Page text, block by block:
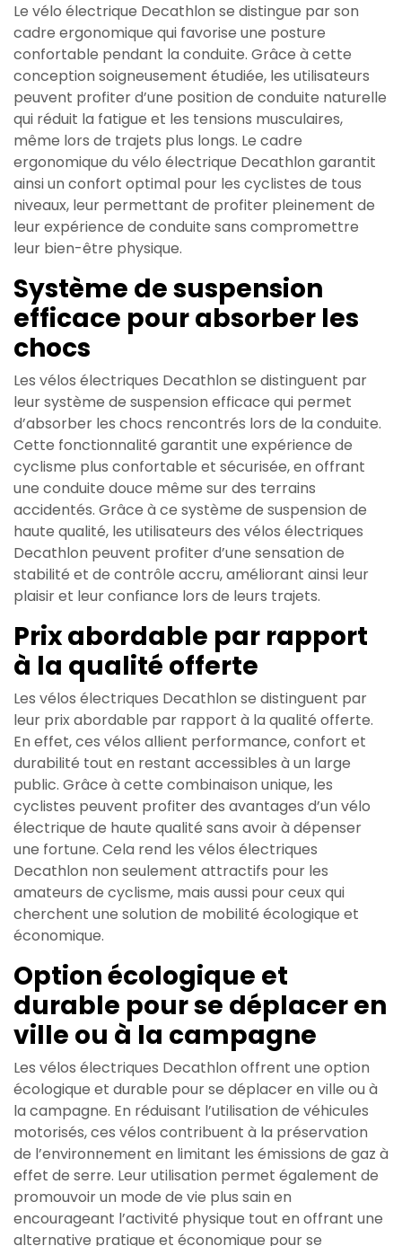
Le vélo électrique Decathlon se distingue par son
cadre ergonomique qui favorise une posture
confortable pendant la conduite. Grâce à cette
conception soigneusement étudiée, les utilisateurs
peuvent profiter d’une position de conduite naturelle
qui réduit la fatigue et les tensions musculaires,
même lors de trajets plus longs. Le cadre
ergonomique du vélo électrique Decathlon garantit
ainsi un confort optimal pour les cyclistes de tous
niveaux, leur permettant de profiter pleinement de
leur expérience de conduite sans compromettre
leur bien-être physique.
Système de suspension
efficace pour absorber les
chocs
Les vélos électriques Decathlon se distinguent par
leur système de suspension efficace qui permet
d’absorber les chocs rencontrés lors de la conduite.
Cette fonctionnalité garantit une expérience de
cyclisme plus confortable et sécurisée, en offrant
une conduite douce même sur des terrains
accidentés. Grâce à ce système de suspension de
haute qualité, les utilisateurs des vélos électriques
Decathlon peuvent profiter d’une sensation de
stabilité et de contrôle accru, améliorant ainsi leur
plaisir et leur confiance lors de leurs trajets.
Prix abordable par rapport
à la qualité offerte
Les vélos électriques Decathlon se distinguent par
leur prix abordable par rapport à la qualité offerte.
En effet, ces vélos allient performance, confort et
durabilité tout en restant accessibles à un large
public. Grâce à cette combinaison unique, les
cyclistes peuvent profiter des avantages d’un vélo
électrique de haute qualité sans avoir à dépenser
une fortune. Cela rend les vélos électriques
Decathlon non seulement attractifs pour les
amateurs de cyclisme, mais aussi pour ceux qui
cherchent une solution de mobilité écologique et
économique.
Option écologique et
durable pour se déplacer en
ville ou à la campagne
Les vélos électriques Decathlon offrent une option
écologique et durable pour se déplacer en ville ou à
la campagne. En réduisant l’utilisation de véhicules
motorisés, ces vélos contribuent à la préservation
de l’environnement en limitant les émissions de gaz à
effet de serre. Leur utilisation permet également de
promouvoir un mode de vie plus sain en
encourageant l’activité physique tout en offrant une
alternative pratique et économique pour se